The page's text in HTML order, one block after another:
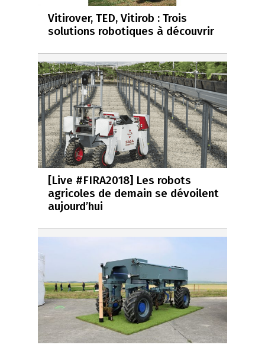
Vitirover, TED, Vitirob : Trois
solutions robotiques à découvrir
[Live #FIRA2018] Les robots
agricoles de demain se dévoilent
aujourd’hui